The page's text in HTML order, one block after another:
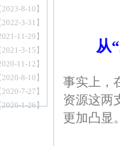
2023-8-10】
2022-3-31】
11-29】
2021-3-15】
11-12】
2020-8-10】
2020-7-27】
2020-1-26】
从
事实上，
资源这两
更加凸显